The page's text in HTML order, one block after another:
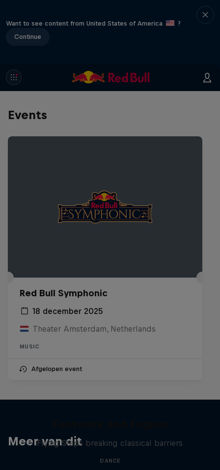
Want to see content from United States of America
?
Continue
Events
Red Bull Symphonic
18 december 2025
Theater Amsterdam, Netherlands
MUSIC
Afgelopen event
Meer van dit
Flying Steps breaking classical barriers
DANCE